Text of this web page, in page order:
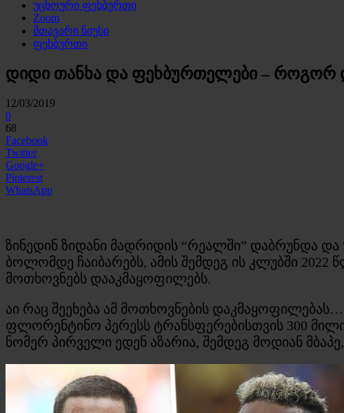
უცხოური ფეხბურთი
Zoom
მთავარი ნიუსი
ფეხბურთი
დიდი თანხა და ფეხბურთელები – როგორ
12/03/2019
0
68
Facebook
Twitter
Google+
Pinterest
WhatsApp
ზინედინ ზიდანი მადრიდის “რეალში” დაბრუნდა
ბოლომდე ჩაიბარებს, ამის შემდეგ ის კლუბში 2022
მოთხოვნებს დააკმაყოფილებს.
აი რაც შეეხება ამ მოთხოვნების
ფლორენტინო პერესს ტრანსფერებისთვის 300
ნომერ პირველი ედენ აზარია, შემდეგ მოდიან